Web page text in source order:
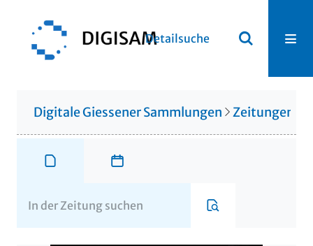
Detailsuche
Digitale Giessener Sammlungen Zeitungen